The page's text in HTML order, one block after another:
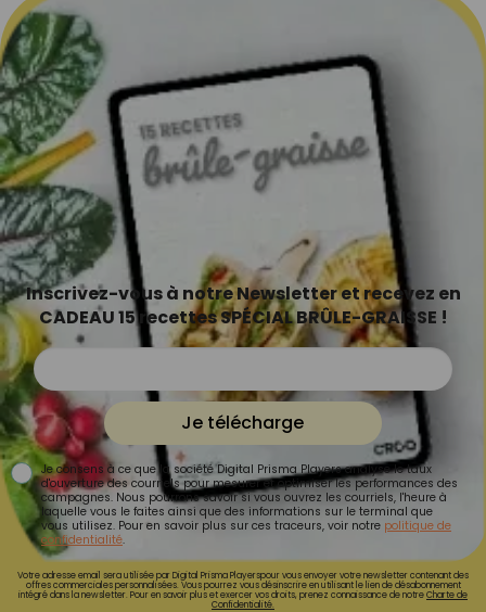
Inscrivez-vous à notre Newsletter et recevez en
CADEAU 15 recettes SPÉCIAL BRÛLE-GRAISSE !
Je télécharge
Je consens à ce que la société Digital Prisma Players analyse le taux
d'ouverture des courriels pour mesurer et optimiser les performances des
campagnes. Nous pourrons savoir si vous ouvrez les courriels, l'heure à
laquelle vous le faites ainsi que des informations sur le terminal que
vous utilisez. Pour en savoir plus sur ces traceurs, voir notre politique de
confidentialité.
Votre adresse email sera utilisée par Digital Prisma Playerspour vous envoyer votre newsletter contenant des
offres commerciales personnalisées. Vous pourrez vous désinscrire en utilisant le lien de désabonnement
intégré dans la newsletter. Pour en savoir plus et exercer vos droits, prenez connaissance de notreCharte de
Confidentialité.